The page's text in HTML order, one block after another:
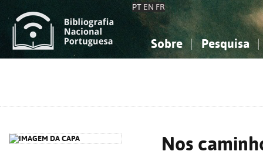
PT EN FR
Sobre Pesquisa
Nos